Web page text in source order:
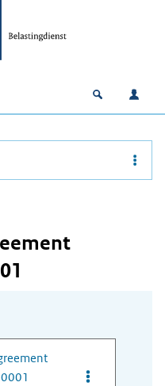
Open
Opties van